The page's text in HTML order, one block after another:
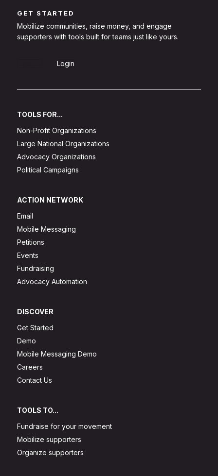
GET STARTED
Mobilize communities, raise money, and engage
supporters with tools built for teams just like yours.
Login
TOOLS FOR...
Non-Profit Organizations
Large National Organizations
Advocacy Organizations
Political Campaigns
ACTION NETWORK
Email
Mobile Messaging
Petitions
Events
Fundraising
Advocacy Automation
DISCOVER
Get Started
Demo
Mobile Messaging Demo
Careers
Contact Us
TOOLS TO...
Fundraise for your movement
Mobilize supporters
Organize supporters